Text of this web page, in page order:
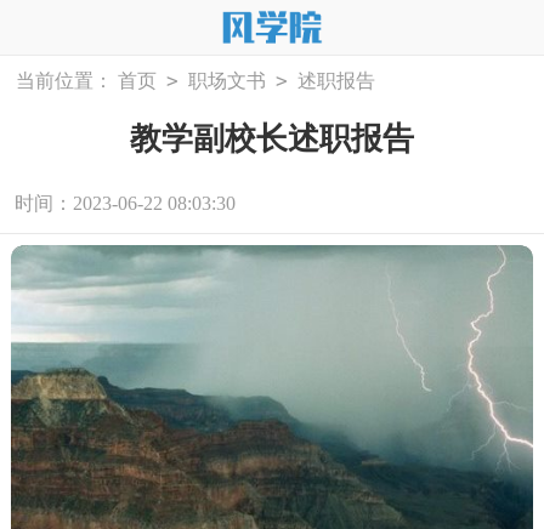
当前位置： 首页 > 职场文书 > 述职报告
教学副校长述职报告
时间：2023-06-22 08:03:30